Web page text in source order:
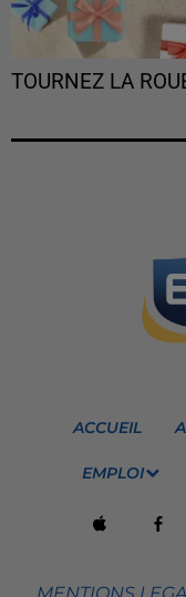
TOURNEZ LA
ACCUEIL
EMPLOI